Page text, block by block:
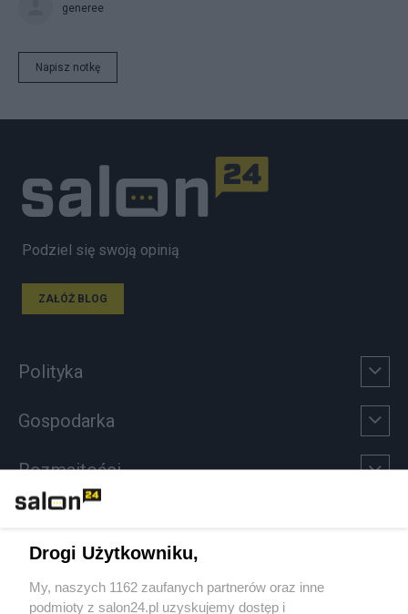
generee
Napisz notkę
Podziel się swoją opinią
ZAŁÓŻ BLOG
Polityka
Gospodarka
Rozmaitości
Sport
Drogi Użytkowniku,
My, naszych 1162 zaufanych partnerów oraz inne
podmioty z salon24.pl uzyskujemy dostęp i